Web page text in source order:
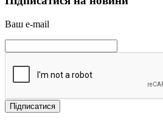
Ваш e-mail